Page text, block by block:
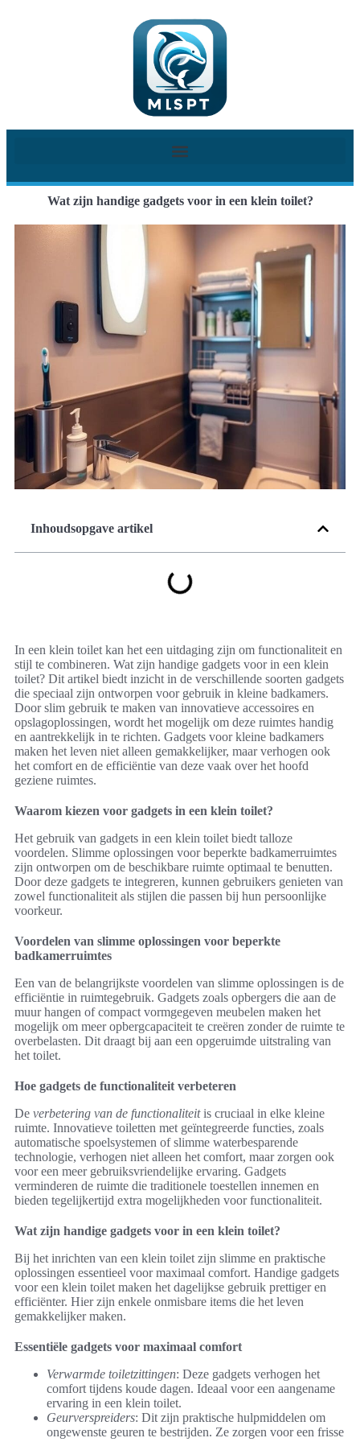
Wat zijn handige gadgets voor in een klein toilet?
Inhoudsopgave artikel
In een klein toilet kan het een uitdaging zijn om functionaliteit en
stijl te combineren. Wat zijn handige gadgets voor in een klein
toilet? Dit artikel biedt inzicht in de verschillende soorten gadgets
die speciaal zijn ontworpen voor gebruik in kleine badkamers.
Door slim gebruik te maken van innovatieve accessoires en
opslagoplossingen, wordt het mogelijk om deze ruimtes handig
en aantrekkelijk in te richten. Gadgets voor kleine badkamers
maken het leven niet alleen gemakkelijker, maar verhogen ook
het comfort en de efficiëntie van deze vaak over het hoofd
geziene ruimtes.
Waarom kiezen voor gadgets in een klein toilet?
Het gebruik van gadgets in een klein toilet biedt talloze
voordelen. Slimme oplossingen voor beperkte badkamerruimtes
zijn ontworpen om de beschikbare ruimte optimaal te benutten.
Door deze gadgets te integreren, kunnen gebruikers genieten van
zowel functionaliteit als stijlen die passen bij hun persoonlijke
voorkeur.
Voordelen van slimme oplossingen voor beperkte
badkamerruimtes
Een van de belangrijkste voordelen van slimme oplossingen is de
efficiëntie in ruimtegebruik. Gadgets zoals opbergers die aan de
muur hangen of compact vormgegeven meubelen maken het
mogelijk om meer opbergcapaciteit te creëren zonder de ruimte te
overbelasten. Dit draagt bij aan een opgeruimde uitstraling van
het toilet.
Hoe gadgets de functionaliteit verbeteren
De verbetering van de functionaliteitis cruciaal in elke kleine
ruimte. Innovatieve toiletten met geïntegreerde functies, zoals
automatische spoelsystemen of slimme waterbesparende
technologie, verhogen niet alleen het comfort, maar zorgen ook
voor een meer gebruiksvriendelijke ervaring. Gadgets
verminderen de ruimte die traditionele toestellen innemen en
bieden tegelijkertijd extra mogelijkheden voor functionaliteit.
Wat zijn handige gadgets voor in een klein toilet?
Bij het inrichten van een klein toilet zijn slimme en praktische
oplossingen essentieel voor maximaal comfort. Handige gadgets
voor een klein toilet maken het dagelijkse gebruik prettiger en
efficiënter. Hier zijn enkele onmisbare items die het leven
gemakkelijker maken.
Essentiële gadgets voor maximaal comfort
Verwarmde toiletzittingen: Deze gadgets verhogen het
comfort tijdens koude dagen. Ideaal voor een aangename
ervaring in een klein toilet.
Geurverspreiders: Dit zijn praktische hulpmiddelen om
ongewenste geuren te bestrijden. Ze zorgen voor een frisse